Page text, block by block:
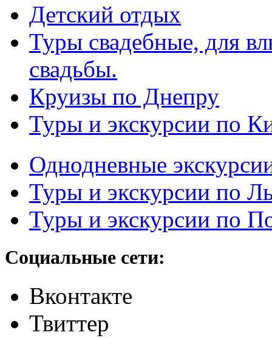
Детский отдых
Туры свадебные, для
свадьбы.
Круизы по Днепру
Туры и экскурсии по
Однодневные
Туры и экскурсии по
Туры и экскурсии по
Социальные сети:
Вконтакте
Твиттер